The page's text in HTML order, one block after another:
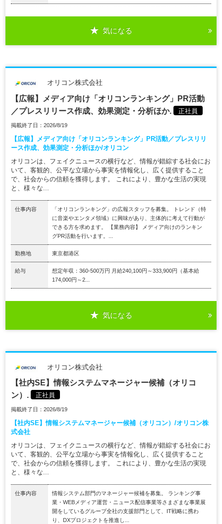
気になる
オリコン株式会社
【広報】メディア向け「オリコンランキング」PR活動
／プレスリリース作成、効果測定・分析ほか.
正社員
掲載終了日：2026/8/19
【広報】メディア向け「オリコンランキング」PR活動／プレスリリ
ース作成、効果測定・分析ほか/オリコン
オリコンは、フェイクニュースの横行など、情報が錯綜する社会にお
いて、客観的、公平な立場から事実を情報化し、広く提供すること
で、社会からの信頼を獲得します。 これにより、豊かな生活の実現
と、様々な...
仕事内容
「オリコンランキング」の広報スタッフを募集。 トレンド（特
に音楽やエンタメ領域）に興味があり、主体的に考えて行動が
できる方を求めます。 【業務内容】 メディア向けのランキン
グPR活動を行います。...
勤務地 東京都港区
給与
想定年収：360-500万円 月給240,100円～333,900円（基本給
174,000円～2...
気になる
オリコン株式会社
【社内SE】情報システムマネージャー候補（オリコ
ン）.
正社員
掲載終了日：2026/8/19
【社内SE】情報システムマネージャー候補（オリコン）/オリコン株
式会社
オリコンは、フェイクニュースの横行など、情報が錯綜する社会にお
いて、客観的、公平な立場から事実を情報化し、広く提供すること
で、社会からの信頼を獲得します。 これにより、豊かな生活の実現
と、様々な...
仕事内容
情報システム部門のマネージャー候補を募集。 ランキング事
業・WEBメディア運営・ニュース配信事業等さまざまな事業展
開をしているグループ全社の支援部門として、IT戦略に携わ
り、DXプロジェクトを推進し...